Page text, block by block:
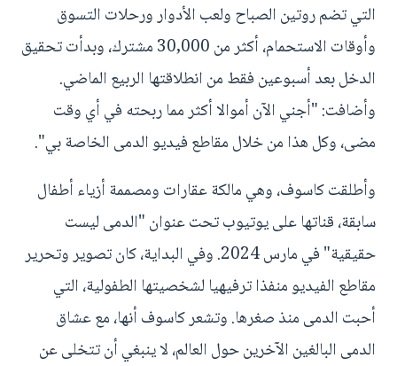
التي تضم روتين الصباح ولعب الأدوار ورحلات التسوق
وأوقات الاستحمام، أكثر من 30,000 مشترك، وبدأت تحقيق
الدخل بعد أسبوعين فقط من انطلاقتها الربيع الماضي.
وأضافت: "أجني الآن أموالا أكثر مما ربحته في أي وقت
مضى، وكل هذا من خلال مقاطع فيديو الدمى الخاصة بي".
وأطلقت كاسوف، وهي مالكة عقارات ومصممة أزياء أطفال
سابقة، قناتها على يوتيوب تحت عنوان "الدمى ليست
حقيقية" في مارس 2024. وفي البداية، كان تصوير وتحرير
مقاطع الفيديو منفذا ترفيهيا لشخصيتها الطفولية، التي
أحبت الدمى منذ صغرها. وتشعر كاسوف أنها، مع عشاق
الدمى البالغين الآخرين حول العالم، لا ينبغي أن تتخلى عن